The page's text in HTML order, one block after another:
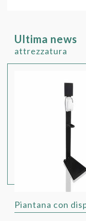
Ultima news
attrezzatura
Piantana con